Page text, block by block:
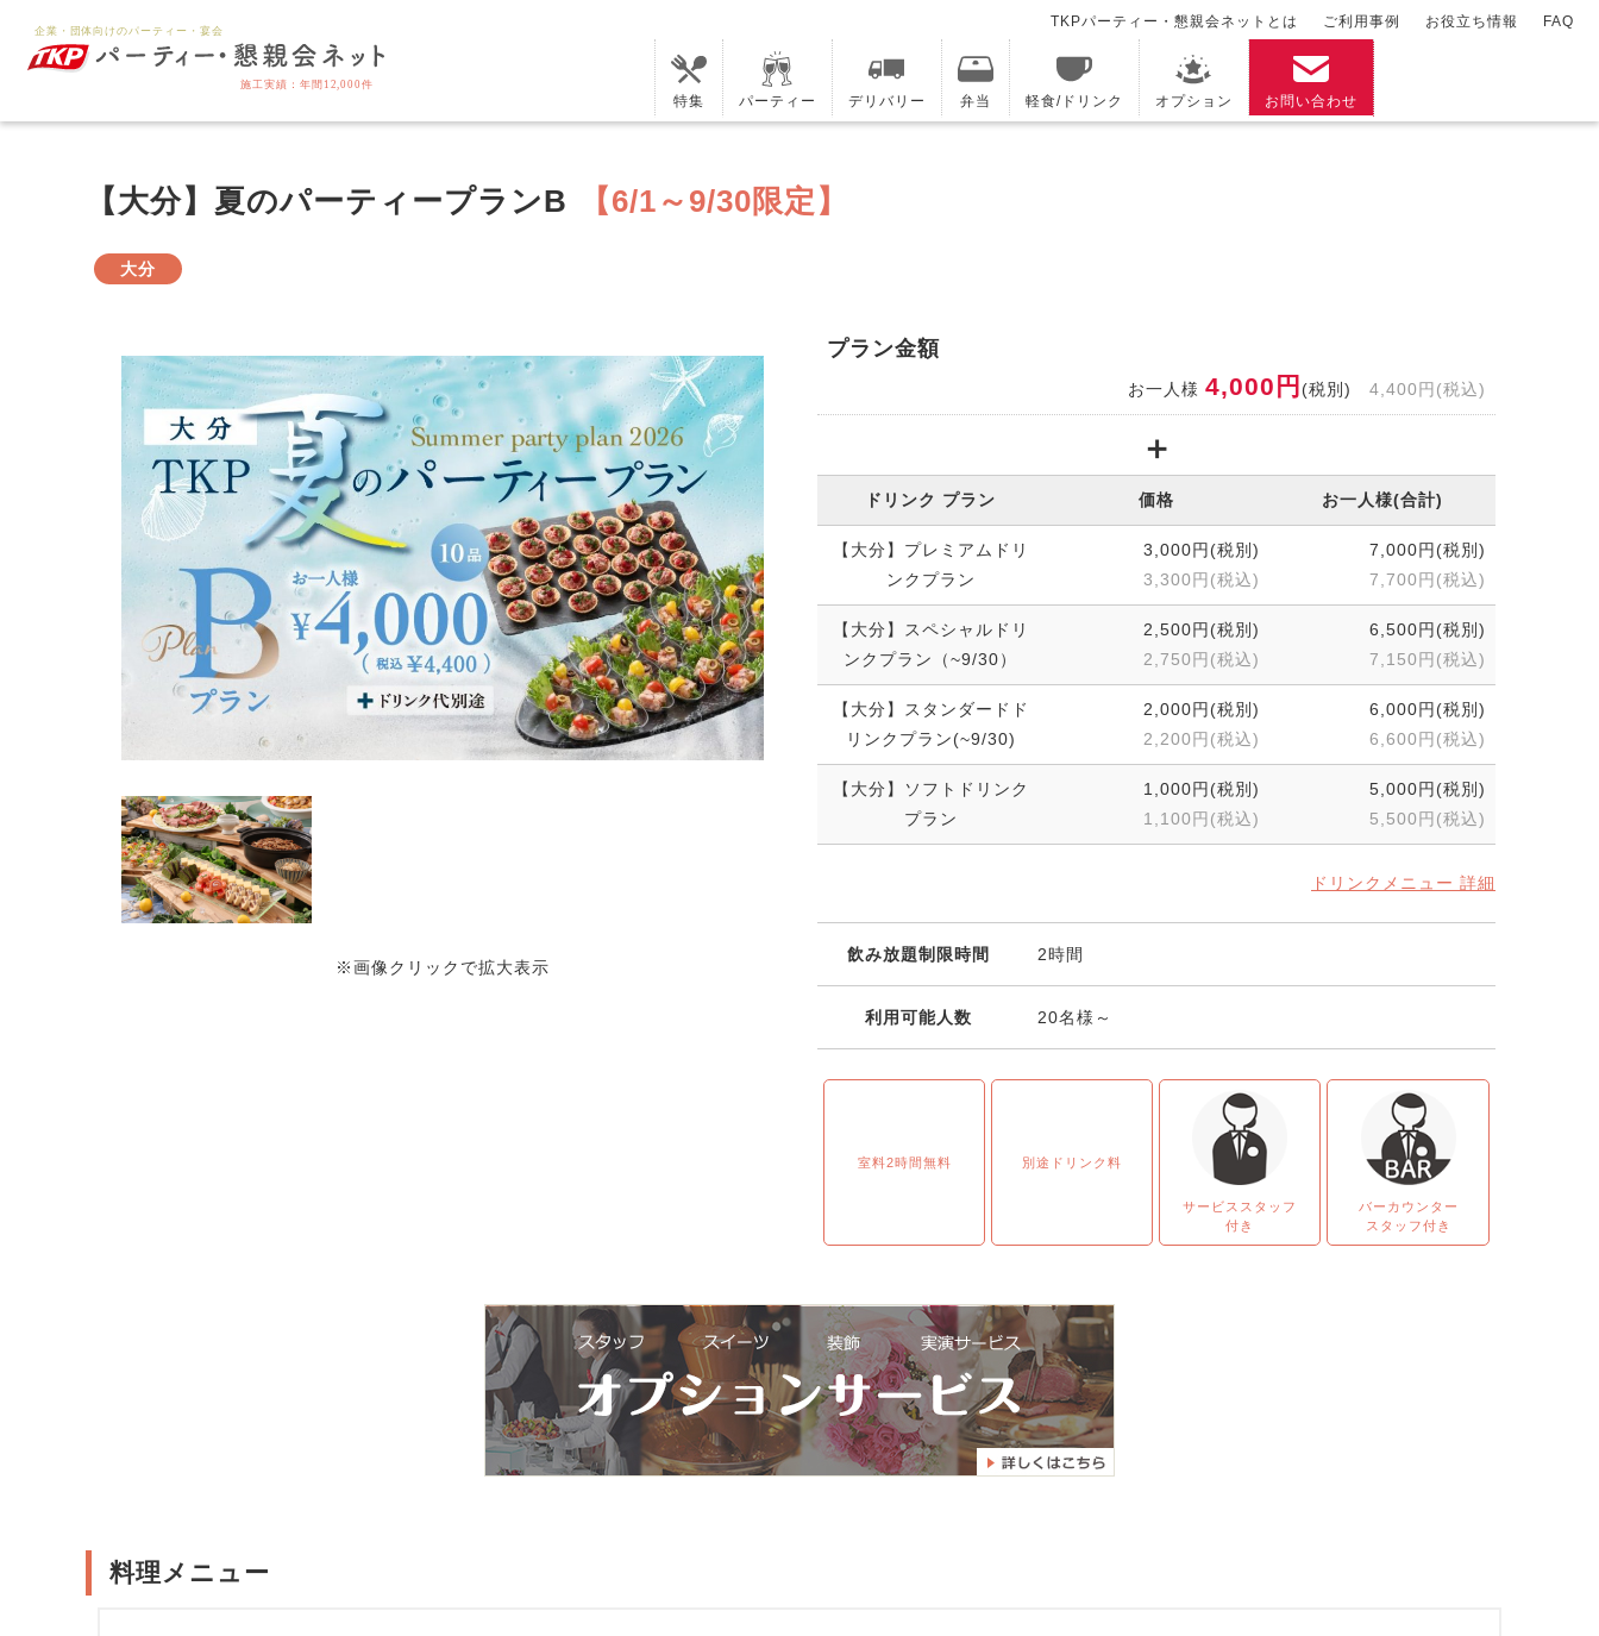
特集 パーティー デリバリー 弁当 軽食/ドリンク オプション お問い合わせ
TKPパーティー・懇親会ネットとは ご利用事例 お役立ち情報 FAQ
【大分】夏のパーティープランB 【6/1～9/30限定】
大分
※画像クリックで拡大表示
プラン金額
お一人様 4,000円 (税別) 4,400円(税込)
ドリンク プラン 価格 お一人様(合計)
【大分】プレミアムドリ
ンクプラン
3,000円(税別)
3,300円(税込)
7,000円(税別)
7,700円(税込)
【大分】スペシャルドリ
ンクプラン（~9/30）
2,500円(税別)
2,750円(税込)
6,500円(税別)
7,150円(税込)
【大分】スタンダードド
リンクプラン(~9/30)
2,000円(税別)
2,200円(税込)
6,000円(税別)
6,600円(税込)
【大分】ソフトドリンク
プラン
1,000円(税別)
1,100円(税込)
5,000円(税別)
5,500円(税込)
ドリンクメニュー 詳細
飲み放題制限時間 2時間
利用可能人数 20名様～
室料2時間無料 別途ドリンク料
サービススタッフ
付き
バーカウンター
スタッフ付き
料理メニュー